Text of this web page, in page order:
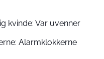
kvinde: Var uvenner
Alarmklokkerne